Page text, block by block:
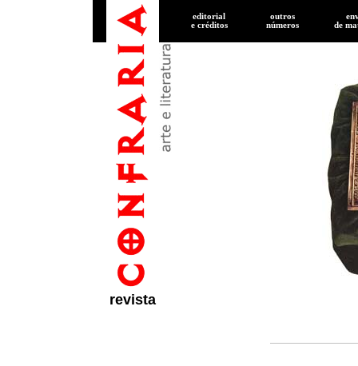
revista
editorial
e créditos
outros
números
de